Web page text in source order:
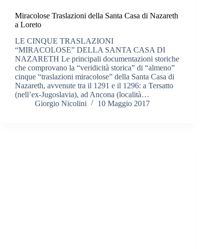
Miracolose Traslazioni della Santa Casa di Nazareth
a Loreto
LE CINQUE TRASLAZIONI
“MIRACOLOSE” DELLA SANTA CASA DI
NAZARETH Le principali documentazioni storiche
che comprovano la “veridicità storica” di “almeno”
cinque “traslazioni miracolose” della Santa Casa di
Nazareth, avvenute tra il 1291 e il 1296: a Tersatto
(nell’ex-Jugoslavia), ad Ancona (località…
Giorgio Nicolini
10 Maggio 2017